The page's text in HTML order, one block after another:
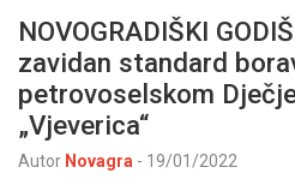
NOVOGRADIŠKI
zavidan standard
petrovoselskom
„Vjeverica“
Autor Novagra - 19/01/2022